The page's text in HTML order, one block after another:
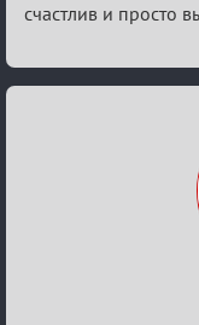
счастлив и просто